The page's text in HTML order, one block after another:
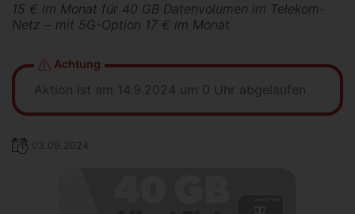
15 € im Monat für 40 GB Datenvolumen im Telekom-
Netz − mit 5G-Option 17 € im Monat
Achtung
Aktion ist am 14.9.2024 um 0 Uhr abgelaufen
03.09.2024